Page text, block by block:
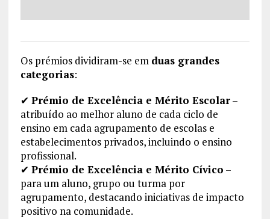
Os prémios dividiram-se em duas grandes
categorias:
✔ Prémio de Excelência e Mérito Escolar–
atribuído ao melhor aluno de cada ciclo de
ensino em cada agrupamento de escolas e
estabelecimentos privados, incluindo o ensino
profissional.
✔ Prémio de Excelência e Mérito Cívico –
para um aluno, grupo ou turma por
agrupamento, destacando iniciativas de impacto
positivo na comunidade.